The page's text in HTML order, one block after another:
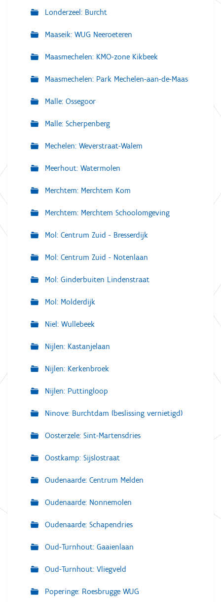
Londerzeel: Burcht
Maaseik: WUG Neeroeteren
Maasmechelen: KMO-zone Kikbeek
Maasmechelen: Park Mechelen-aan-de-Maas
Malle: Ossegoor
Malle: Scherpenberg
Mechelen: Weverstraat-Walem
Meerhout: Watermolen
Merchtem: Merchtem Kom
Merchtem: Merchtem Schoolomgeving
Mol: Centrum Zuid - Bresserdijk
Mol: Centrum Zuid - Notenlaan
Mol: Ginderbuiten Lindenstraat
Mol: Molderdijk
Niel: Wullebeek
Nijlen: Kastanjelaan
Nijlen: Kerkenbroek
Nijlen: Puttingloop
Ninove: Burchtdam (beslissing vernietigd)
Oosterzele: Sint-Martensdries
Oostkamp: Sijslostraat
Oudenaarde: Centrum Melden
Oudenaarde: Nonnemolen
Oudenaarde: Schapendries
Oud-Turnhout: Gaaienlaan
Oud-Turnhout: Vliegveld
Poperinge: Roesbrugge WUG